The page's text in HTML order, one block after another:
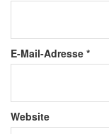
E-Mail-Adresse *
Website